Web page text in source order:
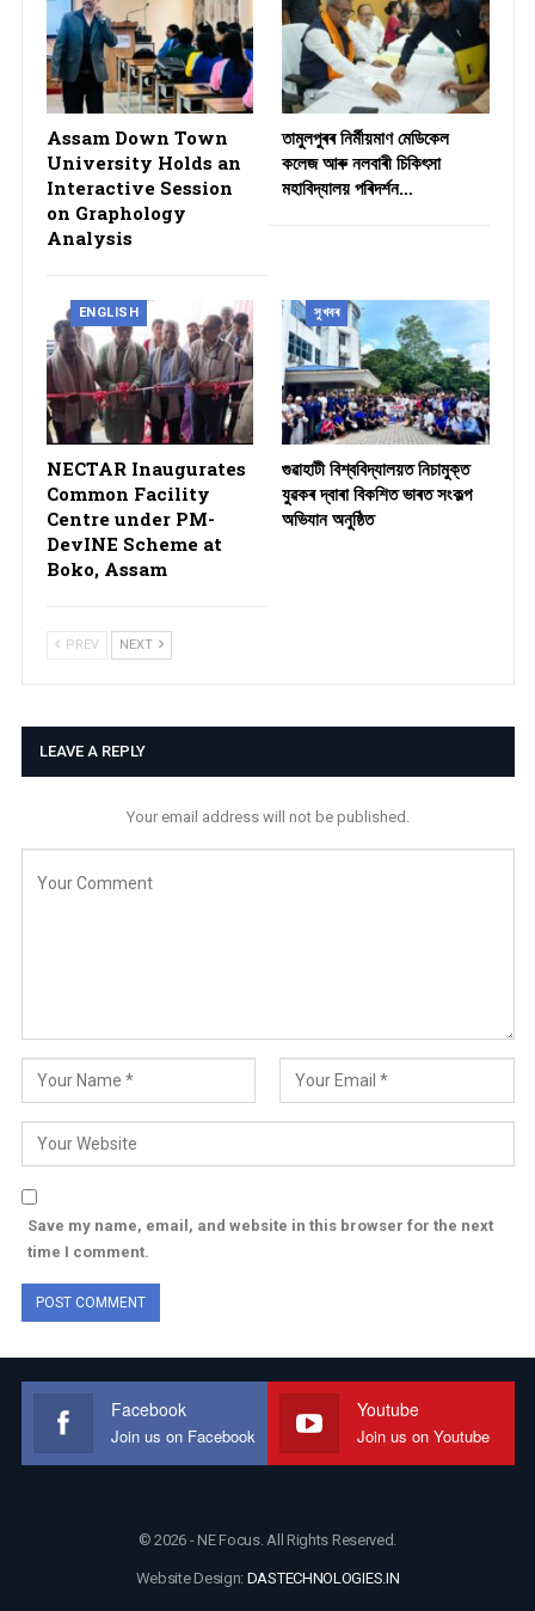
Assam Down Town
University Holds an
Interactive Session
on Graphology
Analysis
তামুলপুৰৰ নিৰ্মীয়মাণ মেডিকেল
কলেজ আৰু নলবাৰী চিকিৎসা
মহাবিদ্যালয় পৰিদৰ্শন…
ENGLISH
NECTAR Inaugurates
Common Facility
Centre under PM-
DevINE Scheme at
Boko, Assam
সুখবৰ
গুৱাহাটী বিশ্ববিদ্যালয়ত নিচামুক্ত
যুৱকৰ দ্বাৰা বিকশিত ভাৰত সংকল্প
অভিযান অনুষ্ঠিত
PREV NEXT
LEAVE A REPLY
Your email address will not be published.
Save my name, email, and website in this browser for the next
time I comment.
Facebook
Join us on Facebook
Youtube
Join us on Youtube
© 2026 - NE Focus. All Rights Reserved.
Website Design: DASTECHNOLOGIES.IN